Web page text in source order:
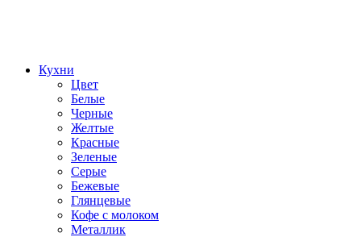
Кухни
Цвет
Белые
Черные
Желтые
Красные
Зеленые
Серые
Бежевые
Глянцевые
Кофе с молоком
Металлик